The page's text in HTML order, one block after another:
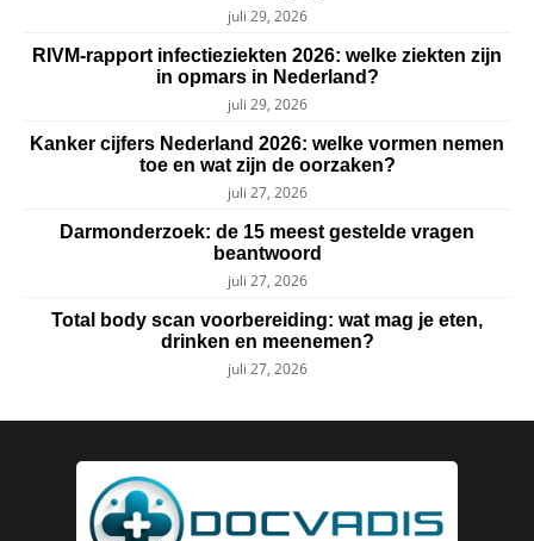
juli 29, 2026
RIVM-rapport infectieziekten 2026: welke ziekten zijn
in opmars in Nederland?
juli 29, 2026
Kanker cijfers Nederland 2026: welke vormen nemen
toe en wat zijn de oorzaken?
juli 27, 2026
Darmonderzoek: de 15 meest gestelde vragen
beantwoord
juli 27, 2026
Total body scan voorbereiding: wat mag je eten,
drinken en meenemen?
juli 27, 2026